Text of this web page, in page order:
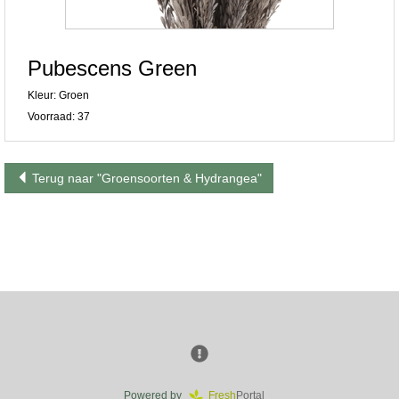
Pubescens Green
Kleur: Groen
Voorraad: 37
Terug naar "Groensoorten & Hydrangea"
Powered by Fresh Portal